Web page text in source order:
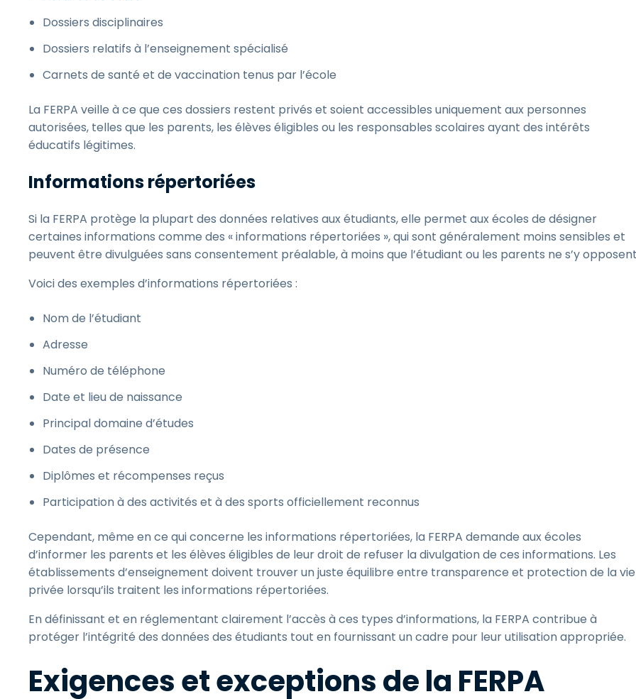
Dossiers disciplinaires
Dossiers relatifs à l’enseignement spécialisé
Carnets de santé et de vaccination tenus par l’école
La FERPA veille à ce que ces dossiers restent privés et soient accessibles uniquement aux personnes
autorisées, telles que les parents, les élèves éligibles ou les responsables scolaires ayant des intérêts
éducatifs légitimes.
Informations répertoriées
Si la FERPA protège la plupart des données relatives aux étudiants, elle permet aux écoles de désigner
certaines informations comme des « informations répertoriées », qui sont généralement moins sensibles et
peuvent être divulguées sans consentement préalable, à moins que l’étudiant ou les parents ne s’y
Voici des exemples d’informations répertoriées :
Nom de l’étudiant
Adresse
Numéro de téléphone
Date et lieu de naissance
Principal domaine d’études
Dates de présence
Diplômes et récompenses reçus
Participation à des activités et à des sports officiellement reconnus
Cependant, même en ce qui concerne les informations répertoriées, la FERPA demande aux écoles
d’informer les parents et les élèves éligibles de leur droit de refuser la divulgation de ces informations. Les
établissements d’enseignement doivent trouver un juste équilibre entre transparence et protection de la vie
privée lorsqu’ils traitent les informations répertoriées.
En définissant et en réglementant clairement l’accès à ces types d’informations, la FERPA contribue à
protéger l’intégrité des données des étudiants tout en fournissant un cadre pour leur utilisation appropriée.
Exigences et exceptions de la FERPA